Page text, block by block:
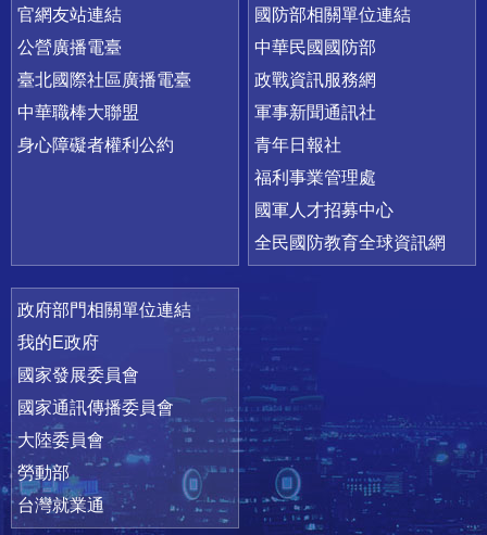
官網友站連結
公營廣播電臺
臺北國際社區廣播電臺
中華職棒大聯盟
身心障礙者權利公約
國防部相關單位連結
中華民國國防部
政戰資訊服務網
軍事新聞通訊社
青年日報社
福利事業管理處
國軍人才招募中心
全民國防教育全球資訊網
政府部門相關單位連結
我的E政府
國家發展委員會
國家通訊傳播委員會
大陸委員會
勞動部
台灣就業通